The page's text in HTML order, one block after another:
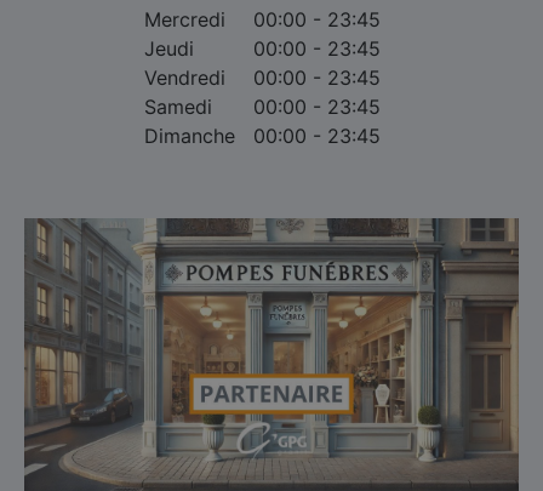
Mercredi
00:00 - 23:45
Jeudi
00:00 - 23:45
Vendredi
00:00 - 23:45
Samedi
00:00 - 23:45
Dimanche
00:00 - 23:45